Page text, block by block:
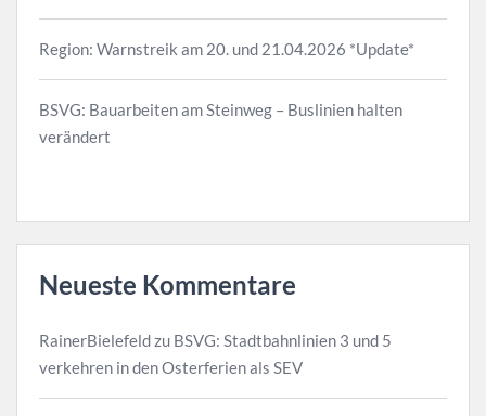
Region: Warnstreik am 20. und 21.04.2026 *Update*
BSVG: Bauarbeiten am Steinweg – Buslinien halten
verändert
Neueste Kommentare
RainerBielefeldzu BSVG: Stadtbahnlinien 3 und 5
verkehren in den Osterferien als SEV